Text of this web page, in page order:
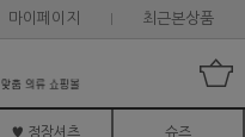
마이페이지 최근본상품
♥ 정장셔츠 슈즈